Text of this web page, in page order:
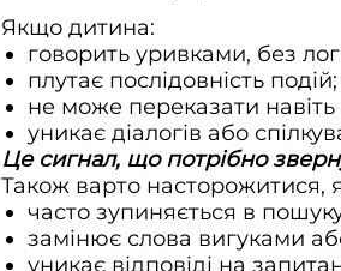
Якщо дитина:
говорить уривками, без
плутає послідовність подій;
не може переказати навіть
уникає діалогів або
Це сигнал, що потрібно
Також варто насторожитися,
часто зупиняється в
замінює слова вигуками
уникає відповіді на